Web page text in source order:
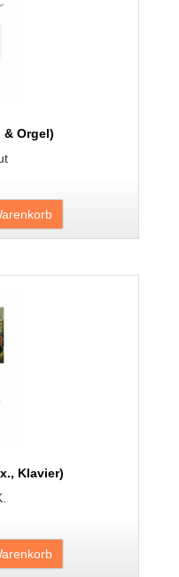
Orgel)
Klavier)